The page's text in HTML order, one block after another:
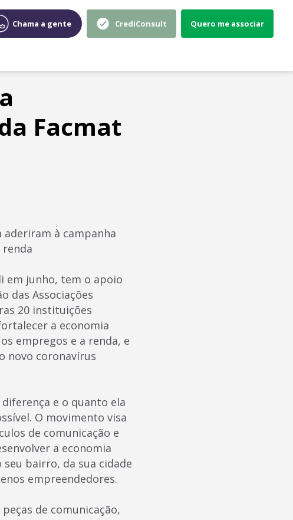
Chama a gente CrediConsult Quero me associar
Facmat
à campanha
em junho, tem o apoio
das Associações
20 instituições
a economia
empregos e a renda, e
novo coronavírus
e o quanto ela
O movimento visa
de comunicação e
a economia
bairro, da sua cidade
empreendedores.
de comunicação,